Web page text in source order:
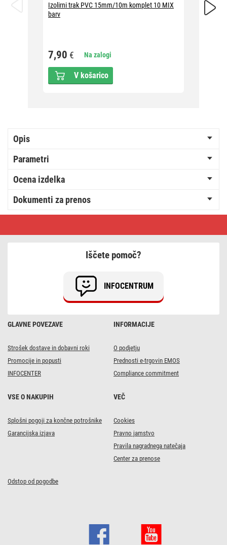
Izolirni trak PVC 15mm/10m komplet 10 MIX
barv
7,90 € Na zalogi
V košarico
Opis
Parametri
Ocena izdelka
Dokumenti za prenos
GLAVNE POVEZAVE
Strošek dostave in dobavni roki
Promocije in popusti
INFOCENTER
INFORMACIJE
O podjetju
Prednosti e-trgovin EMOS
Compliance commitment
VSE O NAKUPIH
Splošni pogoji za končne potrošnike
Garancijska izjava
VEČ
Cookies
Pravno jamstvo
Pravila nagradnega natečaja
Center za prenose
Odstop od pogodbe
Iščete pomoč?
INFOCENTRUM